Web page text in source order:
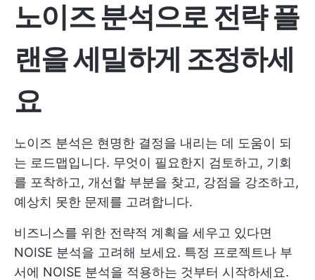
노이즈 분석으로 전략 플
랜을 세밀하게 조정하세
요
노이즈 분석은 현명한 결정을 내리는 데 도움이 되
는 로드맵입니다. 무엇이 필요한지 검토하고, 기회
를 포착하고, 개선할 부분을 찾고, 강점을 강조하고,
예상치 못한 문제를 고려합니다.
비즈니스를 위한 전략적 계획을 세우고 있다면
NOISE 분석을 고려해 보세요. 특정 프로젝트나 부
서에 NOISE 분석을 적용하는 것부터 시작하세요.